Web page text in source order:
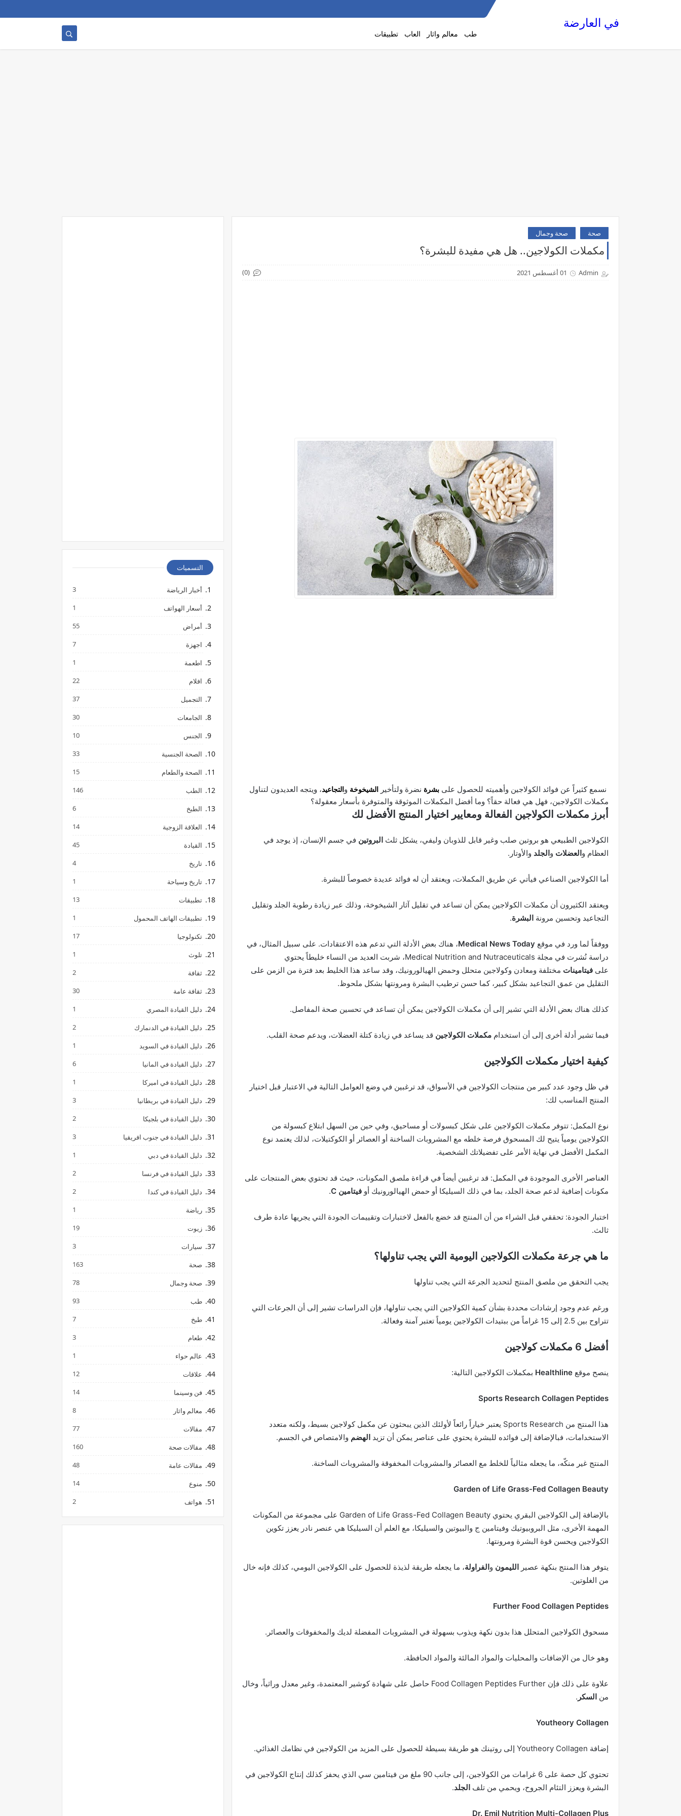
في العارضة
طب معالم واثار العاب تطبيقات
صحة صحة وجمال
مكملات الكولاجين.. هل هي مفيدة للبشرة؟
Admin 01 أغسطس 2021 (0)
نسمع كثيراً عن فوائد الكولاجين وأهميته للحصول على بشرة نضرة ولتأخير الشيخوخة والتجاعيد، ويتجه العديدون لتناول
مكملات الكولاجين، فهل هي فعالة حقاً؟ وما أفضل المكملات الموثوقة والمتوفرة بأسعار معقولة؟
أبرز مكملات الكولاجين الفعالة ومعايير اختيار المنتج الأفضل لك
الكولاجين الطبيعي هو بروتين صلب وغير قابل للذوبان وليفي، يشكل ثلث البروتين في جسم الإنسان، إذ يوجد في
العظام و العضلات و الجلد والأوتار.
أما الكولاجين الصناعي فيأتي عن طريق المكملات، ويعتقد أن له فوائد عديدة خصوصاً للبشرة.
ويعتقد الكثيرون أن مكملات الكولاجين يمكن أن تساعد في تقليل آثار الشيخوخة، وذلك عبر زيادة رطوبة الجلد وتقليل
التجاعيد وتحسين مرونة البشرة.
ووفقاً لما ورد في موقع Medical News Today، هناك بعض الأدلة التي تدعم هذه الاعتقادات. على سبيل المثال، في
دراسة نُشرت في مجلة Medical Nutrition and Nutraceuticals، شربت العديد من النساء خليطاً يحتوي
على فيتامينات مختلفة ومعادن وكولاجين متحلل وحمض الهيالورونيك، وقد ساعد هذا الخليط بعد فترة من الزمن على
التقليل من عمق التجاعيد بشكل كبير، كما حسن ترطيب البشرة ومرونتها بشكل ملحوظ.
كذلك هناك بعض الأدلة التي تشير إلى أن مكملات الكولاجين يمكن أن تساعد في تحسين صحة المفاصل.
فيما تشير أدلة أخرى إلى أن استخدام مكملات الكولاجين قد يساعد في زيادة كتلة العضلات، ويدعم صحة القلب.
كيفية اختيار مكملات الكولاجين
في ظل وجود عدد كبير من منتجات الكولاجين في الأسواق، قد ترغبين في وضع العوامل التالية في الاعتبار قبل اختيار
المنتج المناسب لك:
نوع المكمل: تتوفر مكملات الكولاجين على شكل كبسولات أو مساحيق، وفي حين من السهل ابتلاع كبسولة من
الكولاجين يومياً يتيح لك المسحوق فرصة خلطه مع المشروبات الساخنة أو العصائر أو الكوكتيلات، لذلك يعتمد نوع
المكمل الأفضل في نهاية الأمر على تفضيلاتك الشخصية.
العناصر الأخرى الموجودة في المكمل: قد ترغبين أيضاً في قراءة ملصق المكونات، حيث قد تحتوي بعض المنتجات على
مكونات إضافية لدعم صحة الجلد، بما في ذلك السيليكا أو حمض الهيالورونيك أو فيتامين .
اختبار الجودة: تحققي قبل الشراء من أن المنتج قد خضع بالفعل لاختبارات وتقييمات الجودة التي يجريها عادة طرف
ثالث.
ما هي جرعة مكملات الكولاجين اليومية التي يجب تناولها؟
يجب التحقق من ملصق المنتج لتحديد الجرعة التي يجب تناولها
ورغم عدم وجود إرشادات محددة بشأن كمية الكولاجين التي يجب تناولها، فإن الدراسات تشير إلى أن الجرعات التي
تتراوح بين 2.5 إلى 15 غراماً من ببتيدات الكولاجين يومياً تعتبر آمنة وفعالة.
أفضل 6 مكملات كولاجين
ينصح موقع Healthline بمكملات الكولاجين التالية:
Sports Research Collagen Peptides
هذا المنتج من Sports Research يعتبر خياراً رائعاً لأولئك الذين يبحثون عن مكمل كولاجين بسيط، ولكنه متعدد
الاستخدامات، فبالإضافة إلى فوائده للبشرة يحتوي على عناصر يمكن أن تزيد الهضم والامتصاص في الجسم.
المنتج غير منكّه، ما يجعله مثالياً للخلط مع العصائر والمشروبات المخفوقة والمشروبات الساخنة.
Garden of Life Grass-Fed Collagen Beauty
بالإضافة إلى الكولاجين البقري يحتوي Garden of Life Grass-Fed Collagen Beauty على مجموعة من المكونات
المهمة الأخرى، مثل البروبيوتيك وفيتامين ج والبيوتين والسيليكا، مع العلم أن السيليكا هي عنصر نادر يعزز تكوين
الكولاجين ويحسن قوة البشرة ومرونتها.
يتوفر هذا المنتج بنكهة عصير الليمون و الفراولة، ما يجعله طريقة لذيذة للحصول على الكولاجين اليومي، كذلك فإنه خال
من الغلوتين.
Further Food Collagen Peptides
مسحوق الكولاجين المتحلل هذا بدون نكهة ويذوب بسهولة في المشروبات المفضلة لديك والمخفوقات والعصائر.
وهو خال من الإضافات والمحليات والمواد المالئة والمواد الحافظة.
علاوة على ذلك فإن Food Collagen Peptides Further حاصل على شهادة كوشير المعتمدة، وغير معدل وراثياً، وخال
من السكر .
Youtheory Collagen
إضافة Youtheory Collagen إلى روتينك هو طريقة بسيطة للحصول على المزيد من الكولاجين في نظامك الغذائي.
تحتوي كل حصة على 6 غرامات من الكولاجين، إلى جانب 90 ملغ من فيتامين سي الذي يحفز كذلك إنتاج الكولاجين في
البشرة ويعزز التئام الجروح، ويحمي من تلف الجلد.
Dr. Emil Nutrition Multi-Collagen Plus
التسميات
أخبار الرياضة 3
أسعار الهواتف 1
أمراض 55
اجهزة 7
اطعمة 1
افلام 22
التجميل 37
الجامعات 30
الجنس 10
الصحة الجنسية 33
الصحة والطعام 15
الطب 146
الطبخ 6
العلاقة الزوجية 14
القيادة 45
تاريخ 4
تاريخ وسياحة 1
تطبيقات 13
تطبيقات الهاتف المحمول 1
تكنولوجيا 17
تلوث 1
ثقافة 2
ثقافة عامة 30
دليل القيادة المصري 1
دليل القيادة في الدنمارك 2
دليل القيادة في السويد 1
دليل القيادة في المانيا 6
دليل القيادة في اميركا 1
دليل القيادة في بريطانيا 3
دليل القيادة في بلجيكا 2
دليل القيادة في جنوب افريقيا 3
دليل القيادة في دبي 1
دليل القيادة في فرنسا 2
دليل القيادة في كندا 2
رياضة 1
زيوت 19
سيارات 3
صحة 163
صحة وجمال 78
طب 93
طبخ 7
طعام 3
عالم حواء 1
علاقات 12
فن وسينما 14
معالم واثار 8
مقالات 77
مقالات صحة 160
مقالات عامة 48
منوع 14
هواتف 2